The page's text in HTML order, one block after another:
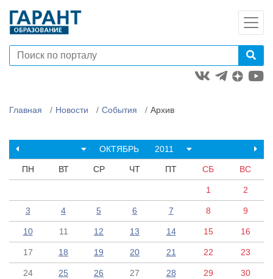
Главная Новости События Архив
ОКТЯБРЬ 2011
ПН ВТ СР ЧТ ПТ СБ ВС
1 2
3 4 5 6 7 8 9
10 11 12 13 14 15 16
17 18 19 20 21 22 23
24 25 26 27 28 29 30